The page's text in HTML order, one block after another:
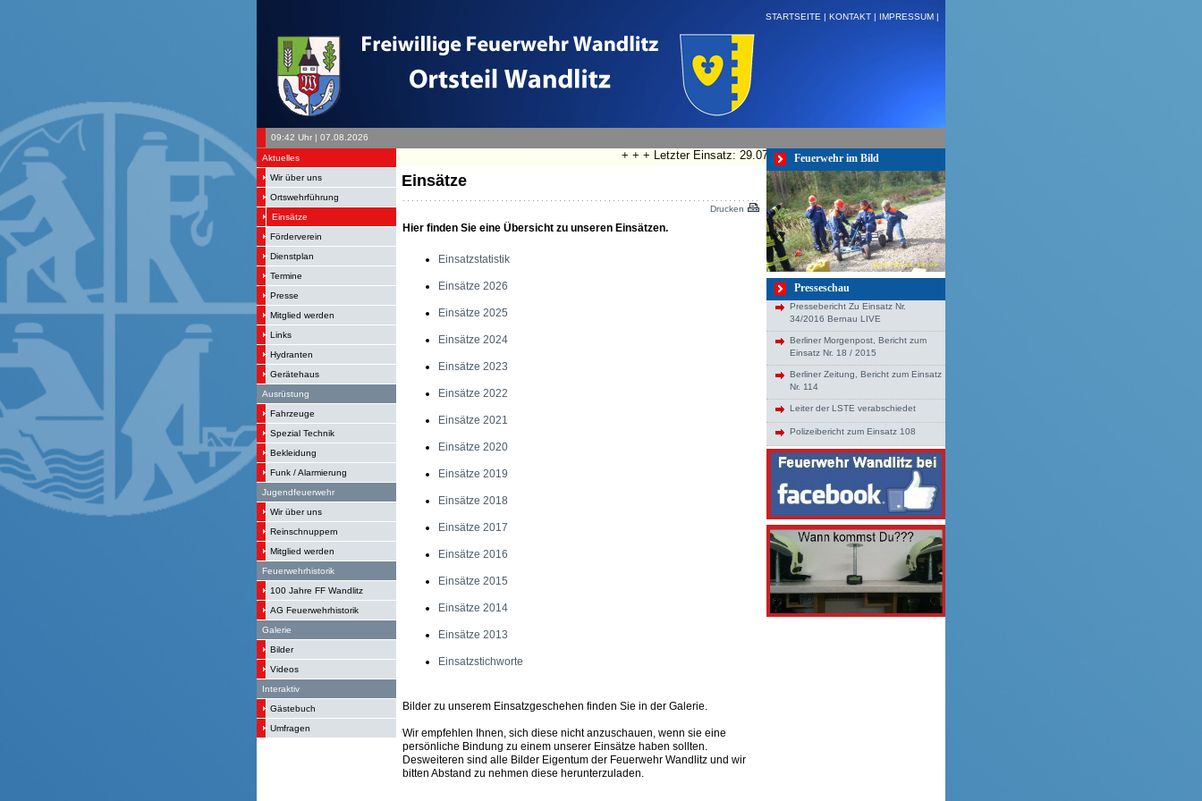
STARTSEITE | KONTAKT | IMPRESSUM |
09:42 Uhr | 07.08.2026
Aktuelles
Wir über uns
Ortswehrführung
Einsätze
Förderverein
Dienstplan
Termine
Presse
Mitglied werden
Links
Hydranten
Gerätehaus
Ausrüstung
Fahrzeuge
Spezial Technik
Bekleidung
Funk / Alarmierung
Jugendfeuerwehr
Wir über uns
Reinschnuppern
Mitglied werden
Feuerwehrhistorik
100 Jahre FF Wandlitz
AG Feuerwehrhistorik
Galerie
Bilder
Videos
Interaktiv
Gästebuch
Umfragen
+ + + Letzter Einsatz: 29.07.2026 H:VU Klemm, Stolzenhagen + + +
Einsätze
Drucken
Hier finden Sie eine Übersicht zu unseren Einsätzen.
Einsatzstatistik
Einsätze 2026
Einsätze 2025
Einsätze 2024
Einsätze 2023
Einsätze 2022
Einsätze 2021
Einsätze 2020
Einsätze 2019
Einsätze 2018
Einsätze 2017
Einsätze 2016
Einsätze 2015
Einsätze 2014
Einsätze 2013
Einsatzstichworte
Bilder zu unserem Einsatzgeschehen finden Sie in der Galerie.
Wir empfehlen Ihnen, sich diese nicht anzuschauen, wenn sie eine
persönliche Bindung zu einem unserer Einsätze haben sollten.
Desweiteren sind alle Bilder Eigentum der Feuerwehr Wandlitz und wir
bitten Abstand zu nehmen diese herunterzuladen.
Feuerwehr im Bild
Presseschau
Pressebericht Zu Einsatz Nr.
34/2016 Bernau LIVE
Berliner Morgenpost, Bericht zum
Einsatz Nr. 18 / 2015
Berliner Zeitung, Bericht zum Einsatz
Nr. 114
Leiter der LSTE verabschiedet
Polizeibericht zum Einsatz 108